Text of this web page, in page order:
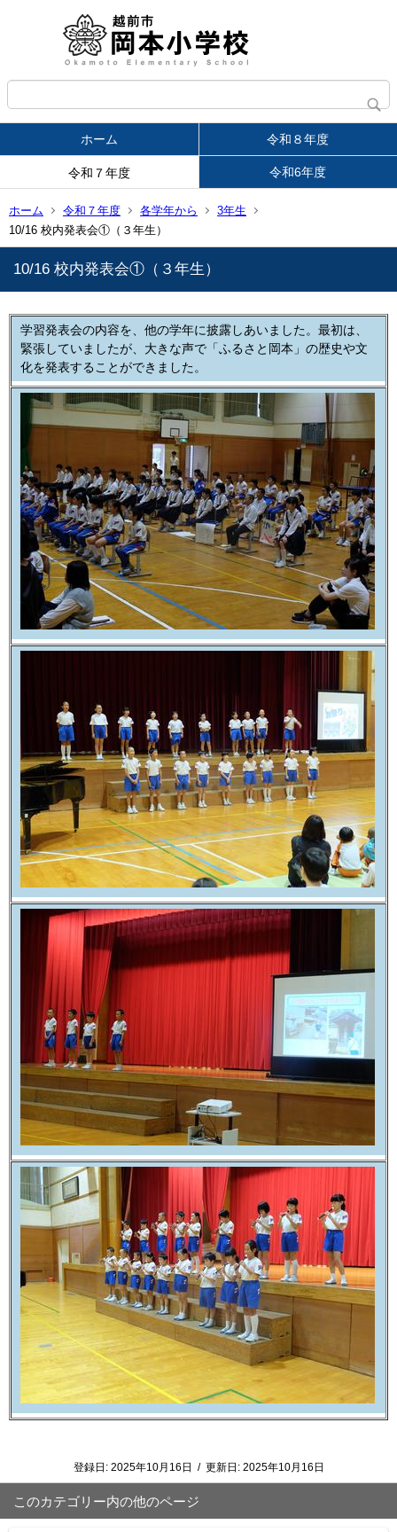
ホーム 令和８年度
令和７年度 令和6年度
ホーム 令和７年度 各学年から
3年生
10/16 校内発表会①（３年生）
10/16 校内発表会①（３年生）
学習発表会の内容を、他の学年に披露しあいました。最初は、
緊張していましたが、大きな声で「ふるさと岡本」の歴史や文
化を発表することができました。
登録日: 2025年10月16日 / 更新日: 2025年10月16日
このカテゴリー内の他のページ